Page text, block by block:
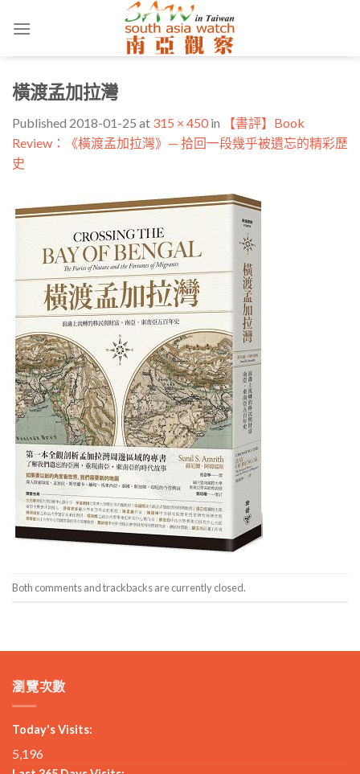
橫渡孟加拉灣
Published 2018-01-25 at 315 × 450 in
【書評】Book
Review：《橫渡孟加拉灣》— 拾回一段幾乎被遺忘的精彩歷
史
Both comments and trackbacks are currently closed.
瀏覽次數
Today's Visits:
5,196